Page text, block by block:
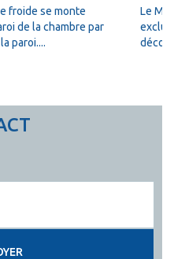
froide se monte
de la chambre par
paroi....
Le